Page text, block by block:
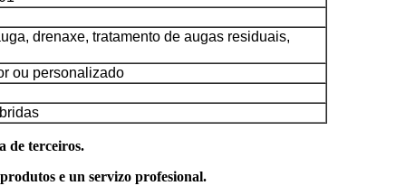
drenaxe, tratamento de augas residuais,
ou personalizado
de terceiros.
e un servizo profesional.